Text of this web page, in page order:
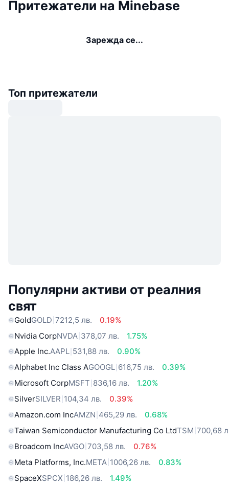
Притежатели на Minebase
Зарежда се...
Топ притежатели
Популярни активи от реалния
свят
GoldGOLD 7212,5 лв.
0.19%
Nvidia CorpNVDA 378,07 лв.
1.75%
Apple Inc.AAPL 531,88 лв.
0.90%
Alphabet Inc Class AGOOGL 616,75 лв.
0.39%
Microsoft CorpMSFT 836,16 лв.
1.20%
SilverSILVER 104,34 лв.
0.39%
Amazon.com IncAMZN 465,29 лв.
0.68%
Taiwan Semiconductor Manufacturing Co LtdTSM 700,68
Broadcom IncAVGO 703,58 лв.
0.76%
Meta Platforms, Inc.META 1006,26 лв.
0.83%
SpaceXSPCX 186,26 лв.
1.49%